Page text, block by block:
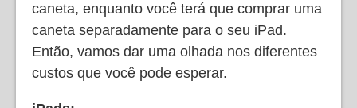
caneta, enquanto você terá que comprar uma
caneta separadamente para o seu iPad.
Então, vamos dar uma olhada nos diferentes
custos que você pode esperar.